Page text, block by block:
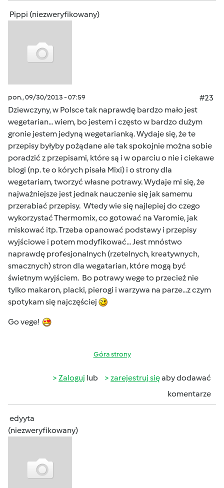
Pippi (niezweryfikowany)
pon., 09/30/2013 - 07:59
#23
Dziewczyny, w Polsce tak naprawdę bardzo mało jest
wegetarian... wiem, bo jestem i często w bardzo dużym
gronie jestem jedyną wegetarianką. Wydaje się, że te
przepisy byłyby pożądane ale tak spokojnie można sobie
poradzić z przepisami, które są i w oparciu o nie i ciekawe
blogi (np. te o kórych pisała Mixi) i o strony dla
wegetariam, tworzyć własne potrawy. Wydaje mi się, że
najważniejsze jest jednak nauczenie się jak samemu
przerabiać przepisy. Wtedy wie się najlepiej do czego
wykorzystać Thermomix, co gotować na Varomie, jak
miskować itp. Trzeba opanować podstawy i przepisy
wyjściowe i potem modyfikować... Jest mnóstwo
naprawdę profesjonalnych (rzetelnych, kreatywnych,
smacznych) stron dla wegatarian, które mogą być
świetnym wyjściem. Bo potrawy wege to przecież nie
tylko makaron, placki, pierogi i warzywa na parze...z czym
spotykam się najczęściej
Go vege!
Góra strony
Zaloguj lub zarejestruj sięaby dodawać
komentarze
edyyta
(niezweryfikowany)